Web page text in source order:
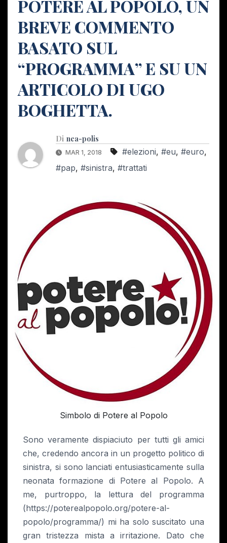
POTERE AL POPOLO, UN
BREVE COMMENTO
BASATO SUL
“PROGRAMMA” E SU UN
ARTICOLO DI UGO
BOGHETTA.
Di nea-polis
MAR 1, 2018 #elezioni, #eu, #euro,
#pap, #sinistra, #trattati
Simbolo di Potere al Popolo
Sono veramente dispiaciuto per tutti gli amici
che, credendo ancora in un progetto politico di
sinistra, si sono lanciati entusiasticamente sulla
neonata formazione di Potere al Popolo. A
me, purtroppo, la lettura del programma
(https://poterealpopolo.org/potere-al-
popolo/programma/) mi ha solo suscitato una
gran tristezza mista a irritazione. Dato che